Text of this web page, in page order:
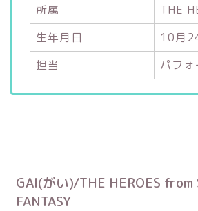
所属
THE
生年月日
10月
担当
パフォ
GAI(がい)/THE HEROES from
FANTASY